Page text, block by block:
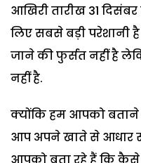
आखिरी तारीख 31
लिए सबसे बड़ी परेशानी
जाने की फुर्सत नहीं है
नहीं है.
क्योंकि हम आपको बताने
आप अपने खाते से आधार
आपको बता रहे हैं कि